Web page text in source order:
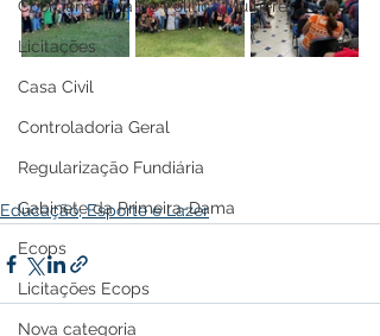
Coordenadoria de Politica Mulheres
Licitações
Casa Civil
Controladoria Geral
Regularização Fundiária
Gabinete da Primeira-Dama
Ecops
Licitações Ecops
Nova categoria
Educação, Esporte e Lazer